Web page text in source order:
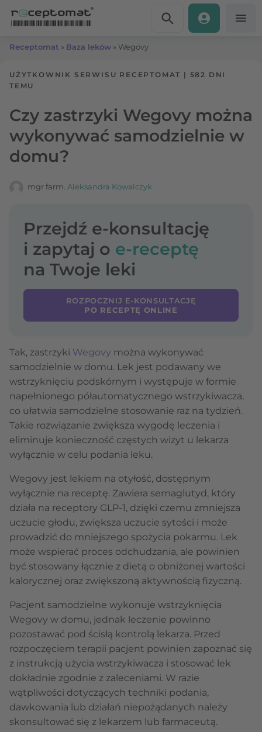
Receptomat » Baza leków » Wegovy
UŻYTKOWNIK SERWISU RECEPTOMAT | 582 DNI
TEMU
Czy zastrzyki Wegovy można
wykonywać samodzielnie w
domu?
mgr farm. Aleksandra Kowalczyk
Przejdź e-konsultację
i zapytaj o e-receptę
na Twoje leki
ROZPOCZNIJ E-KONSULTACJĘ
PO RECEPTĘ ONLINE
Tak, zastrzyki Wegovy można wykonywać
samodzielnie w domu. Lek jest podawany we
wstrzyknięciu podskórnym i występuje w formie
napełnionego półautomatycznego wstrzykiwacza,
co ułatwia samodzielne stosowanie raz na tydzień.
Takie rozwiązanie zwiększa wygodę leczenia i
eliminuje konieczność częstych wizyt u lekarza
wyłącznie w celu podania leku.
Wegovy jest lekiem na otyłość, dostępnym
wyłącznie na receptę. Zawiera semaglutyd, który
działa na receptory GLP-1, dzięki czemu zmniejsza
uczucie głodu, zwiększa uczucie sytości i może
prowadzić do mniejszego spożycia pokarmu. Lek
może wspierać proces odchudzania, ale powinien
być stosowany łącznie z dietą o obniżonej wartości
kalorycznej oraz zwiększoną aktywnością fizyczną.
Pacjent samodzielne wykonuje wstrzyknięcia
Wegovy w domu, jednak leczenie powinno
pozostawać pod ścisłą kontrolą lekarza. Przed
rozpoczęciem terapii pacjent powinien zapoznać się
z instrukcją użycia wstrzykiwacza i stosować lek
dokładnie zgodnie z zaleceniami. W razie
wątpliwości dotyczących techniki podania,
dawkowania lub działań niepożądanych należy
skonsultować się z lekarzem lub farmaceutą.